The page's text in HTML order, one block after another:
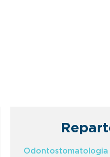
Odontostomatologia